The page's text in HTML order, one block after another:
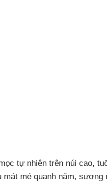
tự nhiên trên núi cao,
mẻ quanh năm, sương